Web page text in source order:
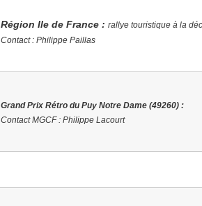
Région Ile de France : rallye touristique à la
Contact : Philippe Paillas
Grand Prix Rétro du Puy Notre Dame (49260) :
Contact MGCF : Philippe Lacourt